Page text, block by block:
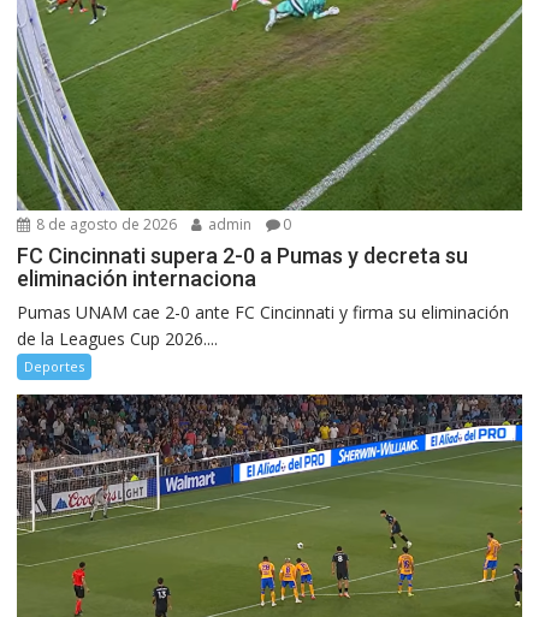
8 de agosto de 2026 admin 0
FC Cincinnati supera 2-0 a Pumas y decreta su
eliminación internaciona
Pumas UNAM cae 2-0 ante FC Cincinnati y firma su eliminación
de la Leagues Cup 2026....
Deportes